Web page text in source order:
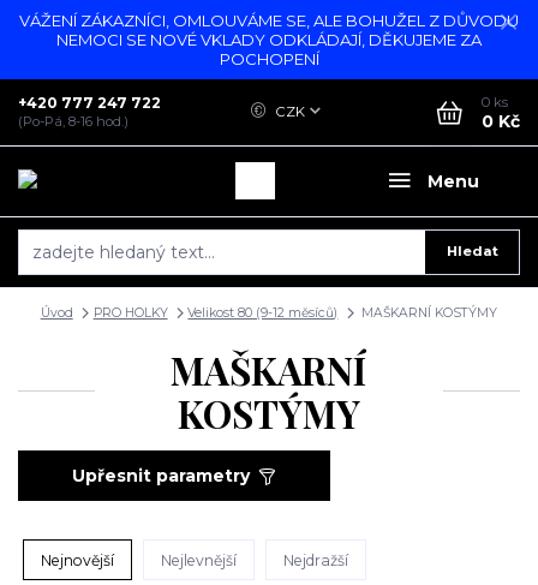
VÁŽENÍ ZÁKAZNÍCI, OMLOUVÁME SE, ALE BOHUŽEL Z DŮVODU
NEMOCI SE NOVÉ VKLADY ODKLÁDAJÍ, DĚKUJEME ZA
POCHOPENÍ
Menu
CZK
Hledat
+420 777 247 722
(Po-Pá, 8-16 hod.)
0 ks
0 Kč
Úvod PRO HOLKY Velikost 80 (9-12 měsíců) MAŠKARNÍ KOSTÝMY
MAŠKARNÍ
KOSTÝMY
Upřesnit parametry
Nejnovější Nejlevnější Nejdražší